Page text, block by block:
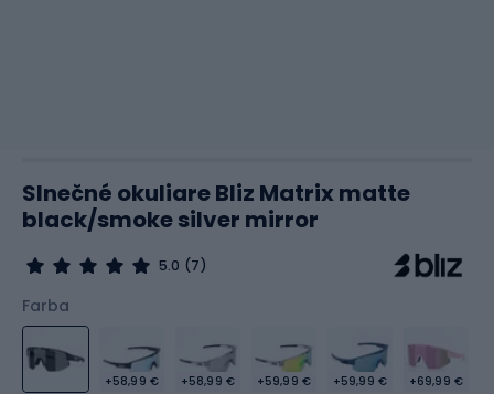
Slnečné okuliare Bliz Matrix matte
black/smoke silver mirror
5.0 (7)
Farba
+58,99 € +58,99 € +59,99 € +59,99 € +69,99 €